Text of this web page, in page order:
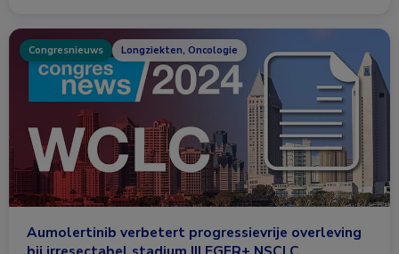
Congresnieuws Longziekten, Oncologie
Aumolertinib verbetert progressievrije overleving